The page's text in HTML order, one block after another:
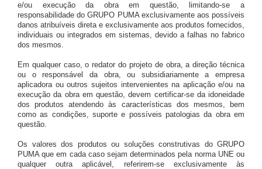
e/ou execução da obra em questão, limitando-se a
responsabilidade do GRUPO PUMA exclusivamente aos possíveis
danos atribuíveis direta e exclusivamente aos produtos fornecidos,
individuais ou integrados em sistemas, devido a falhas no fabrico
dos mesmos.
Em qualquer caso, o redator do projeto de obra, a direção técnica
ou o responsável da obra, ou subsidiariamente a empresa
aplicadora ou outros sujeitos intervenientes na aplicação e/ou na
execução da obra em questão, devem certificar-se da idoneidade
dos produtos atendendo às características dos mesmos, bem
como as condições, suporte e possíveis patologias da obra em
questão.
Os valores dos produtos ou soluções construtivas do GRUPO
PUMA que em cada caso sejam determinados pela norma UNE ou
qualquer outra aplicável, referirem-se exclusivamente às